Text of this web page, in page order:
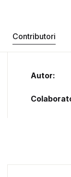
Contributori
Autor: